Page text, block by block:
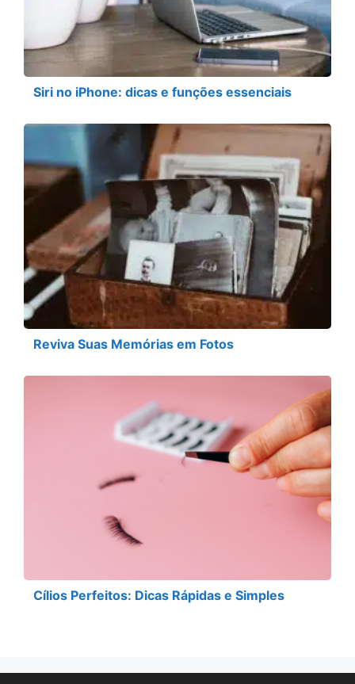
Siri no iPhone: dicas e funções essenciais
Reviva Suas Memórias em Fotos
Cílios Perfeitos: Dicas Rápidas e Simples